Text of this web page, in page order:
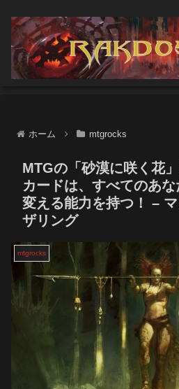
ホーム mtgrocks
MTGの「砂漠に咲く花
カードは、すべてのあ
変える能力を持つ！ –
ザリング
mtgrocks